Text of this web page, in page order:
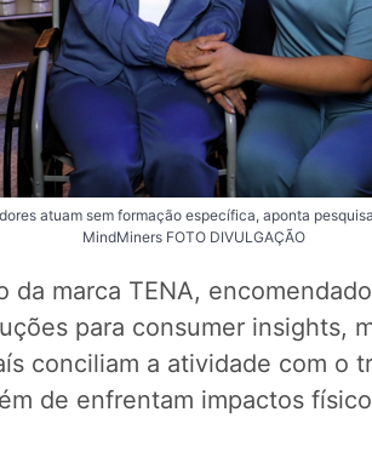
atuam sem formação específica, aponta
MindMiners FOTO DIVULGAÇÃO
da marca TENA,
para consumer insights,
conciliam a atividade com o
de enfrentam impactos